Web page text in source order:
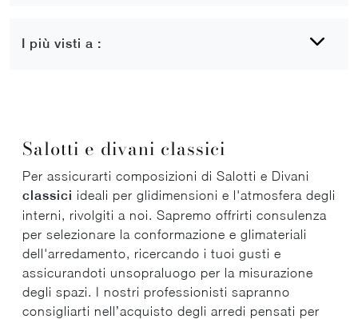
I più visti a :
Salotti e divani classici
Per assicurarti composizioni di Salotti e Divani
classici ideali per glidimensioni e l'atmosfera degli
interni, rivolgiti a noi. Sapremo offrirti consulenza
per selezionare la conformazione e glimateriali
dell'arredamento, ricercando i tuoi gusti e
assicurandoti unsopraluogo per la misurazione
degli spazi. I nostri professionisti sapranno
consigliarti nell’acquisto degli arredi pensati per